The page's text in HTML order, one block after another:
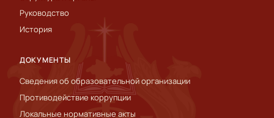
Руководство
История
ДОКУМЕНТЫ
Сведения об образовательной организации
Противодействие коррупции
Локальные нормативные акты